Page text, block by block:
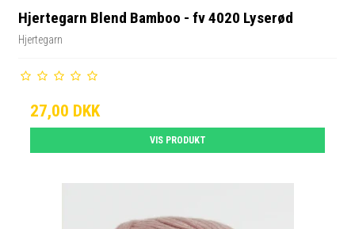
Hjertegarn Blend Bamboo - fv 4020 Lyserød
Hjertegarn
27,00 DKK
VIS PRODUKT